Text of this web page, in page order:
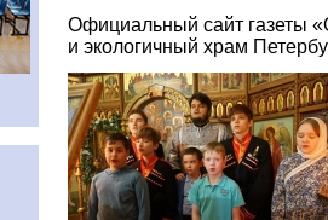
Официальный сайт газеты
и экологичный храм